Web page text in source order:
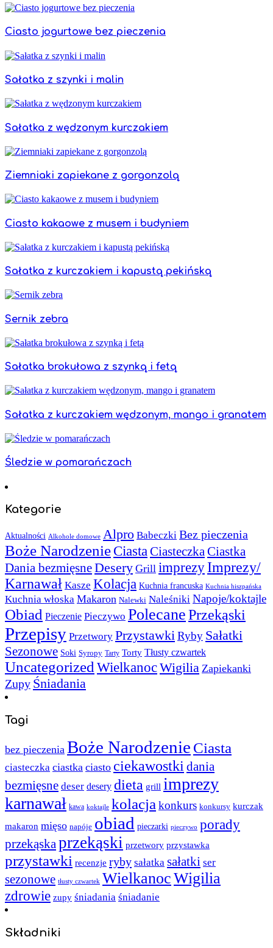
Ciasto jogurtowe bez pieczenia
Sałatka z szynki i malin
Sałatka z wędzonym kurczakiem
Ziemniaki zapiekane z gorgonzolą
Ciasto kakaowe z musem i budyniem
Sałatka z kurczakiem i kapustą pekińską
Sernik zebra
Sałatka brokułowa z szynką i fetą
Sałatka z kurczakiem wędzonym, mango i granatem
Śledzie w pomarańczach
Kategorie
Aktualności Alkohole domowe Alpro Babeczki Bez pieczenia
Boże NarodzenieCiasta CiasteczkaCiastka
Dania bezmięsneDesery Grill imprezy Imprezy/
Karnawał Kasze Kolacja Kuchnia francuska Kuchnia hiszpańska
Kuchnia włoska Makaron Nalewki Naleśniki Napoje/koktajle
Obiad Pieczenie Pieczywo PolecanePrzekąski
Przepisy Przetwory PrzystawkiRyby Sałatki
Sezonowe Soki Syropy Tarty Torty Tłusty czwartek
Uncategorized WielkanocWigilia Zapiekanki
Zupy Śniadania
Tagi
bez pieczenia Boże Narodzenie Ciasta
ciasteczka ciastka ciasto ciekawostki dania
bezmięsne deser desery dieta grill imprezy
karnawał kawa koktajle kolacja konkurs konkursy kurczak
makaron mięso napóje obiad pieczarki pieczywo porady
przekąskaprzekąski przetwory przystawka
przystawki recenzje ryby sałatka sałatki ser
sezonowe tłusty czwartek WielkanocWigilia
zdrowie zupy śniadania śniadanie
Składniki